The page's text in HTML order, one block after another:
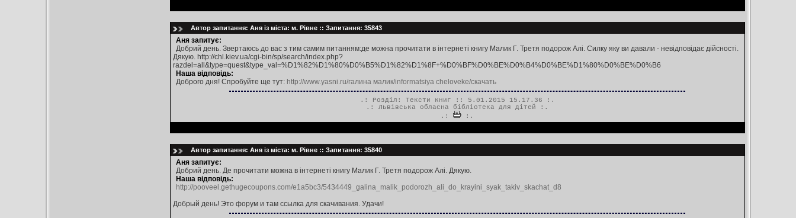
Автор запитання: Аня із міста: м. Рівне :: Запитання: 35843
Аня запитує:
Добрий день. Звертаюсь до вас з тим самим питанням:де можна прочитати в інтернеті книгу Малик Г. Третя подорож Алі. Силку яку ви давали - невідповідає дійсності.
Дякую. http://chl.kiev.ua/cgi-bin/sp/search/index.php?
razdel=all&type=quest&type_val=%D1%82%D1%80%D0%B5%D1%82%D1%8F+%D0%BF%D0%BE%D0%B4%D0%BE%D1%80%D0%BE%D0%B6
Наша відповідь:
Доброго дня! Спробуйте ще тут: http://www.yasni.ru/галина малик/informatsiya cheloveke/скачать
.: Розділ: Тексти книг :: 5.01.2015 15.17.36 :.
.: Львівська обласна бібліотека для дітей :.
.:
:.
Автор запитання: Аня із міста: м. Рівне :: Запитання: 35840
Аня запитує:
Добрий день. Де прочитати можна в інтернеті книгу Малик Г. Третя подорож Алі. Дякую.
Наша відповідь:
http://pooveel.gethugecoupons.com/e1a5bc3/5434449_galina_malik_podorozh_ali_do_krayini_syak_takiv_skachat_d8
Добрый день! Это форум и там ссылка для скачивания. Удачи!